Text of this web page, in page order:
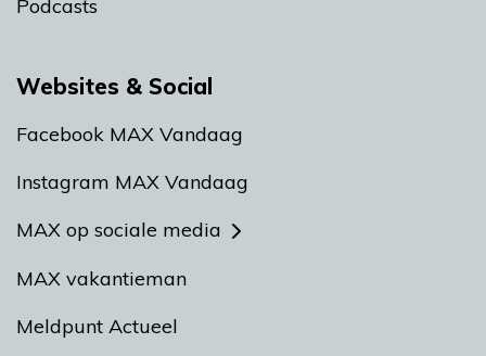
Podcasts
Websites & Social
Facebook MAX Vandaag
Instagram MAX Vandaag
MAX op sociale media
MAX vakantieman
Meldpunt Actueel